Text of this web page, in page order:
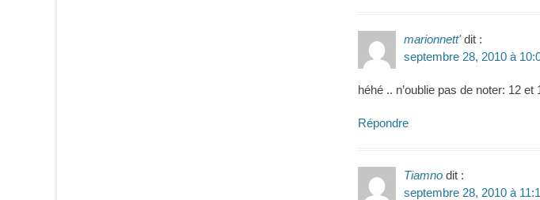
marionnett' dit :
septembre 28, 2010 à
héhé .. n’oublie pas de noter: 12
Répondre
Tiamno dit :
septembre 28, 2010 à